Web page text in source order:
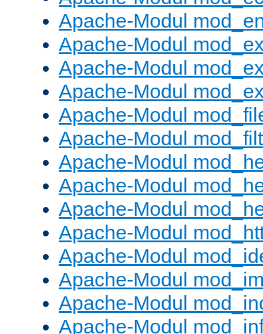
Apache-Modul
Apache-Modul
Apache-Modul
Apache-Modul
Apache-Modul
Apache-Modul
Apache-Modul
Apache-Modul
Apache-Modul
Apache-Modul
Apache-Modul
Apache-Modul
Apache-Modul
Apache-Modul